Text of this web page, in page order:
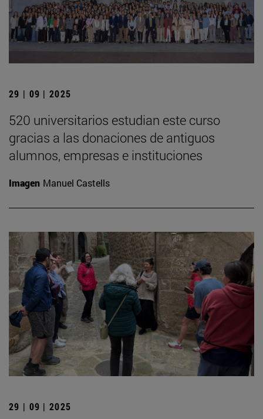
29 | 09 | 2025
520 universitarios estudian este curso
gracias a las donaciones de antiguos
alumnos, empresas e instituciones
Imagen Manuel Castells
29 | 09 | 2025